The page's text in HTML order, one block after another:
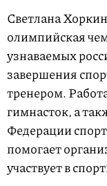
Светлана
олимпийская
узнаваемых
завершения
тренером.
гимнасток, а
Федерации
помогает
участвует в